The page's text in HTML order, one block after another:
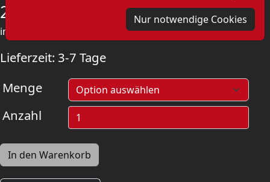
Nur notwendige Cookies
2,00
inkl. MwSt. Versandkosten
Lieferzeit: 3-7 Tage
Menge
Anzahl
In den Warenkorb